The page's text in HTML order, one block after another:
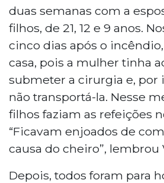
duas semanas com a
filhos, de 21, 12 e 9 anos.
cinco dias após o
casa, pois a mulher tinha
submeter a cirurgia e, por
não transportá-la. Nesse
filhos faziam as refeições
“Ficavam enjoados de
causa do cheiro”, lembrou
Depois, todos foram para